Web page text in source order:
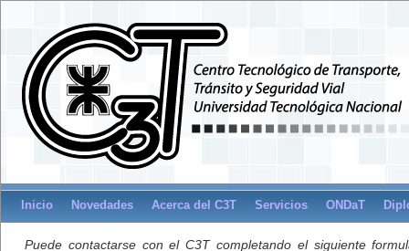
Inicio Novedades Acerca del C3T Servicios ONDaT
Puede contactarse con el C3T completando el siguiente